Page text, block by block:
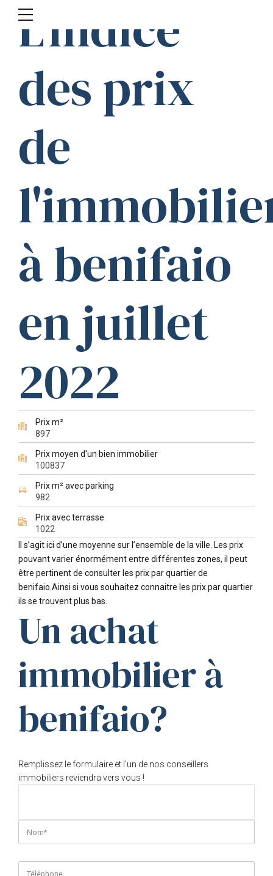
L'indice
des prix
de
à benifaio
en juillet
2022
Prix m²
897
Prix moyen d'un bien immobilier
100837
Prix m² avec parking
982
Prix avec terrasse
1022
Il s’agit ici d’une moyenne sur l’ensemble de la ville. Les prix
pouvant varier énormément entre différentes zones, il peut
être pertinent de consulter les prix par quartier de
benifaio.Ainsi si vous souhaitez connaitre les prix par quartier
ils se trouvent plus bas.
Un achat
immobilier à
benifaio?
Remplissez le formulaire et l'un de nos conseillers
immobiliers reviendra vers vous !